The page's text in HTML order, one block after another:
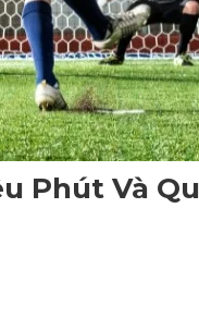
Phút Và